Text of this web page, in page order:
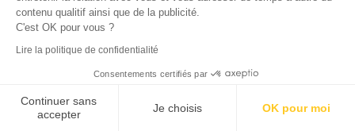
contenu qualitif ainsi que de la publicité.
C'est OK pour vous ?
Lire la politique de confidentialité
Consentements certifiés par
Continuer sans
accepter
Je choisis OK pour moi